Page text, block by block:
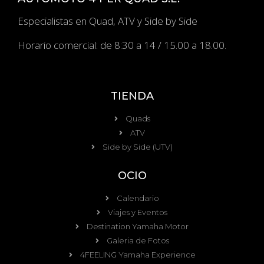
Especialistas en Quad, ATV y Side by Side
Horario comercial: de 8:30 a 14 / 15.00 a 18.00.
TIENDA
Quads
ATV
Side by Side (UTV)
OCIO
Calendario
Viajes y Eventos
Destination Yamaha Motor
Galeria de Fotos
4FEELING Yamaha Experience